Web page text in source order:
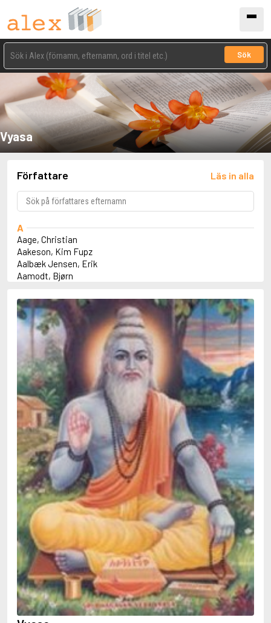
Sök
Vyasa
Författare Läs in alla
A
Aage, Christian
Aakeson, Kim Fupz
Aalbæk Jensen, Erik
Aamodt, Bjørn
Abbey, Kieran
Abbot, Anthony
Abbott, John
Abbott, Megan
Abdel-Fattah, Randa
Abdolah, Kader
Abé, Kobo
Abedi, Isabel
Abele, Inga
Abgarjan, Narine
Abish, Walter
Aboulela, Leila
Abrahams, Peter (f. 1919)
Abrahams, Peter (f. 1947)
Abrahamson, Emmy
Abse, Dannie
Abu-Jaber, Diana
Abulhawa, Susan
Aburas, Lone
Achebe, Chinua
Achmatova, Anna
Aciman, André
Ackebo, Lena
Acker, Kathy
Ackroyd, Peter
Adam de la Halle
Adamov, Arthur